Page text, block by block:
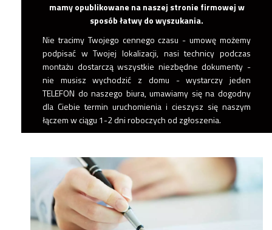
mamy opublikowane na naszej stronie firmowej w
sposób łatwy do wyszukania.
Nie tracimy Twojego cennego czasu - umowę możemy
podpisać w Twojej lokalizacji, nasi technicy podczas
montażu dostarczą wszystkie niezbędne dokumenty -
nie musisz wychodzić z domu - wystarczy jeden
TELEFON do naszego biura, umawiamy się na dogodny
dla Ciebie termin uruchomienia i cieszysz się naszym
łączem w ciągu 1-2 dni roboczych od zgłoszenia.